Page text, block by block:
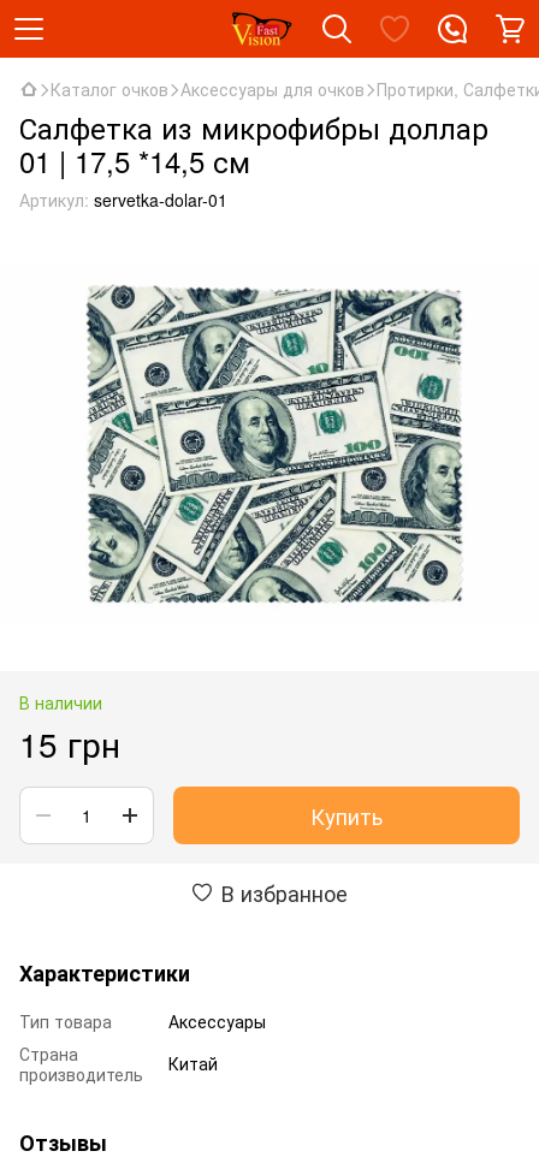
Каталог очков Аксессуары для очков Протирки,
Салфетка из микрофибры доллар
01 | 17,5 *14,5 см
Артикул: servetka-dolar-01
В наличии
15 грн
Купить
В избранное
Характеристики
Тип товара
Аксессуары
Страна
производитель
Китай
Отзывы